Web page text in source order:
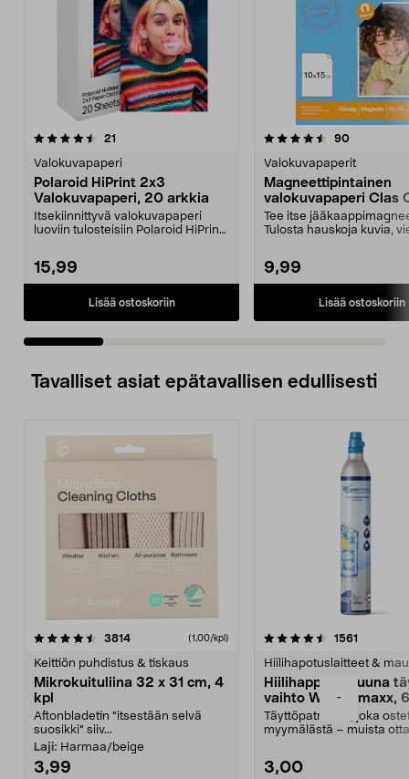
-
21
Valokuvapaperi
Polaroid HiPrint 2x3
Valokuvapaperi, 20 arkkia
Itsekiinnittyvä valokuvapaperi
luoviin tulosteisiin Polaroid HiPrint
15,99
Lisää ostoskoriin
4.5 viidestä
90arvostelut
Valokuvapaperit
Magneettipintainen
valokuvapaperi Clas
Tee itse
Tulosta hauskoja kuvia,
9,99
Lisää ostoskoriin
4.5 viidestä
Tavalliset asiat epätavallisen edullisesti
3814arvostelut (1,00/kpl)
Keittiön puhdistus & tiskaus
Mikrokuituliina 32 x 31 cm, 4
kpl
Aftonbladetin "itsestään selvä
suosikki" siiv...
Laji: Harmaa/beige
3,99
4.5viidestä
1561
Hiilihapotuslaitteet &
Hiilihappopatruuna
vaihto Wassermaxx,
Täyttöpatruuna, joka
myymälästä – muista
3,00
4.5viidestä